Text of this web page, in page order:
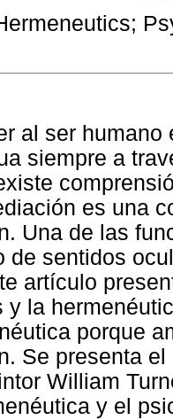
al ser
siempre a
es una
Una de las
de sentidos
artículo
y la
porque
Se presenta
William
y el